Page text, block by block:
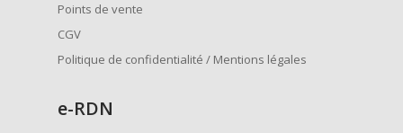
Points de vente
CGV
Politique de confidentialité / Mentions légales
e-RDN